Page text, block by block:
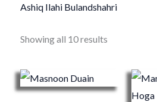
Ashiq Ilahi Bulandshahri
Showing all 10 results